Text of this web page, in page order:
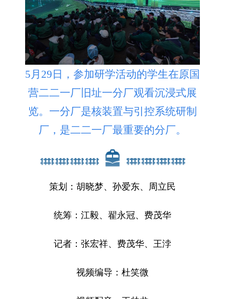
5月29日，参加研学活动的学生在原国
营二二一厂旧址一分厂观看沉浸式展
览。一分厂是核装置与引控系统研制
厂，是二二一厂最重要的分厂。
策划：胡晓梦、孙爱东、周立民
统筹：江毅、翟永冠、费茂华
记者：张宏祥、费茂华、王浡
视频编导：杜笑微